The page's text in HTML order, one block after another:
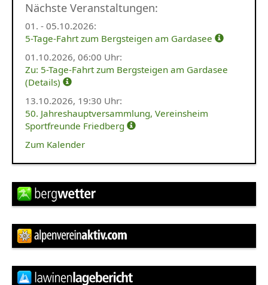
Jugendgruppe
Jungmannschaft
Wander- und
Seniorengruppe
Hütten
Friedberger Haus
Willi-Merkl-Hütte
Angebote
Vereinsbus
Nächste Veranstaltungen:
01. - 05.10.2026:
5-Tage-Fahrt zum Bergsteigen am Gardasee
01.10.2026, 06:00 Uhr:
Zu: 5-Tage-Fahrt zum Bergsteigen am Gardasee
(Details)
13.10.2026, 19:30 Uhr:
50. Jahreshauptversammlung, Vereinsheim
Sportfreunde Friedberg
Zum Kalender